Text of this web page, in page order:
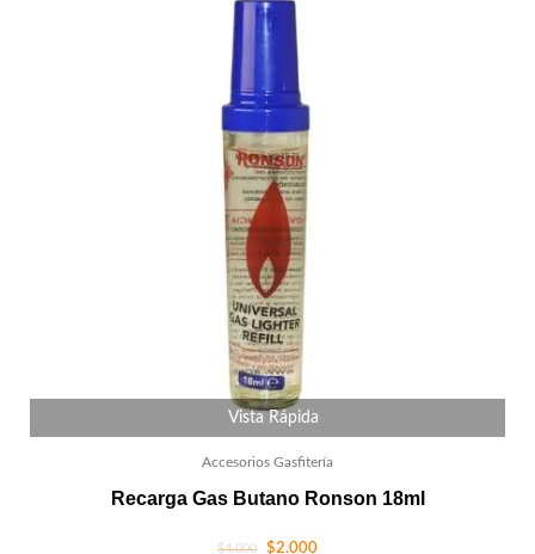
Vista Rápida
Accesorios Gasfitería
Recarga Gas Butano Ronson 18ml
$4.000 $2.000